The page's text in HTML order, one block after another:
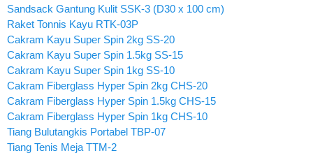
Sandsack Gantung Kulit SSK-3 (D30 x 100 cm)
Raket Tonnis Kayu RTK-03P
Cakram Kayu Super Spin 2kg SS-20
Cakram Kayu Super Spin 1.5kg SS-15
Cakram Kayu Super Spin 1kg SS-10
Cakram Fiberglass Hyper Spin 2kg CHS-20
Cakram Fiberglass Hyper Spin 1.5kg CHS-15
Cakram Fiberglass Hyper Spin 1kg CHS-10
Tiang Bulutangkis Portabel TBP-07
Tiang Tenis Meja TTM-2